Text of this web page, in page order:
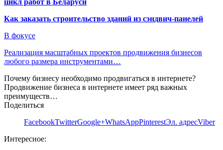
Как заказать строительство зданий из сэндвич-панелей
В фокусе
Реализация масштабных проектов продвижения бизнесов
любого размера инструментами…
Почему бизнесу необходимо продвигаться в интернете?
Продвижение бизнеса в интернете имеет ряд важных
преимуществ…
Поделиться
FacebookTwitterGoogle+WhatsAppPinterestЭл. адресViber
Интересное: